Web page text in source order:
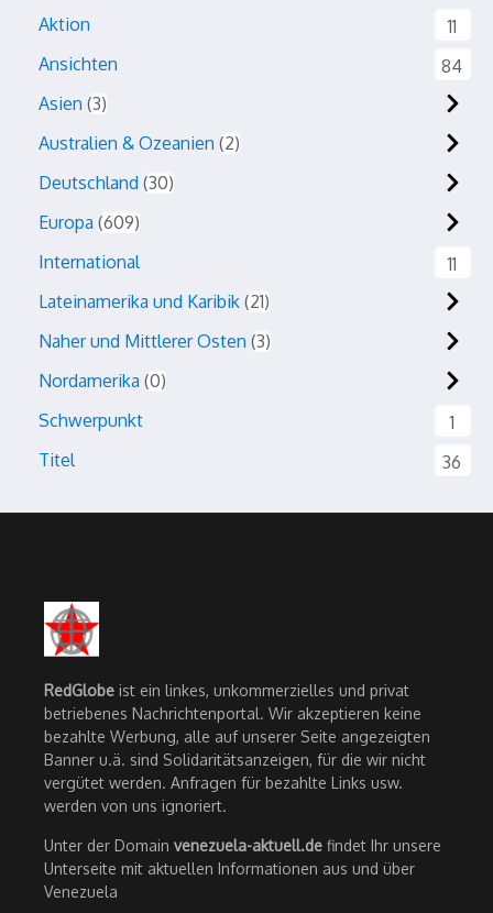
Aktion
11
Ansichten
84
Asien 3
Australien & Ozeanien 2
Deutschland 30
Europa 609
International
11
Lateinamerika und Karibik 21
Naher und Mittlerer Osten 3
Nordamerika 0
Schwerpunkt
1
Titel
36
RedGlobe ist ein linkes, unkommerzielles und privat
betriebenes Nachrichtenportal. Wir akzeptieren keine
bezahlte Werbung, alle auf unserer Seite angezeigten
Banner u.ä. sind Solidaritätsanzeigen, für die wir nicht
vergütet werden. Anfragen für bezahlte Links usw.
werden von uns ignoriert.
Unter der Domain venezuela-aktuell.de findet Ihr unsere
Unterseite mit aktuellen Informationen aus und über
Venezuela